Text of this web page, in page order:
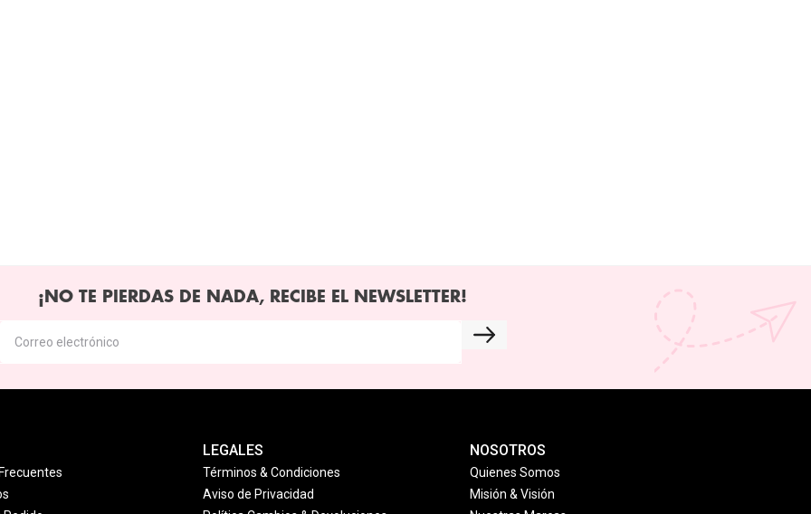
¡NO TE PIERDAS DE NADA, RECIBE EL NEWSLETTER!
LEGALES
Términos & Condiciones
Aviso de Privacidad
NOSOTROS
Quienes Somos
Misión & Visión